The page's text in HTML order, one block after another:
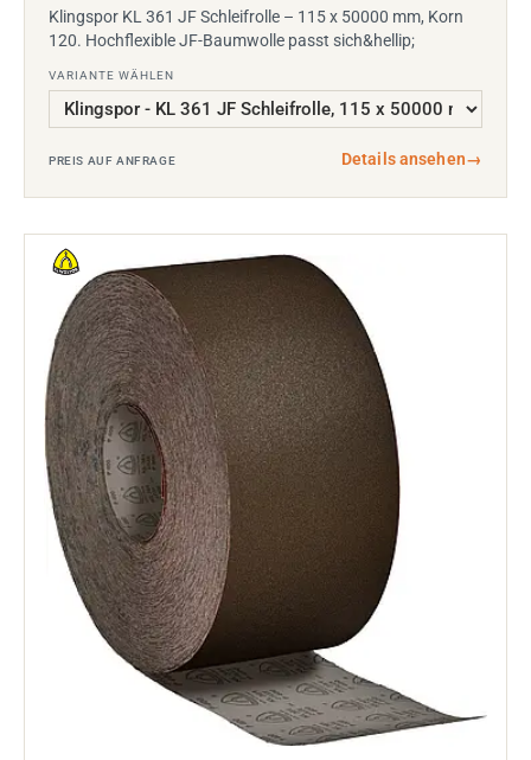
Klingspor KL 361 JF Schleifrolle – 115 x 50000 mm, Korn
120. Hochflexible JF-Baumwolle passt sich&hellip;
VARIANTE WÄHLEN
PREIS AUF ANFRAGE Details ansehen→